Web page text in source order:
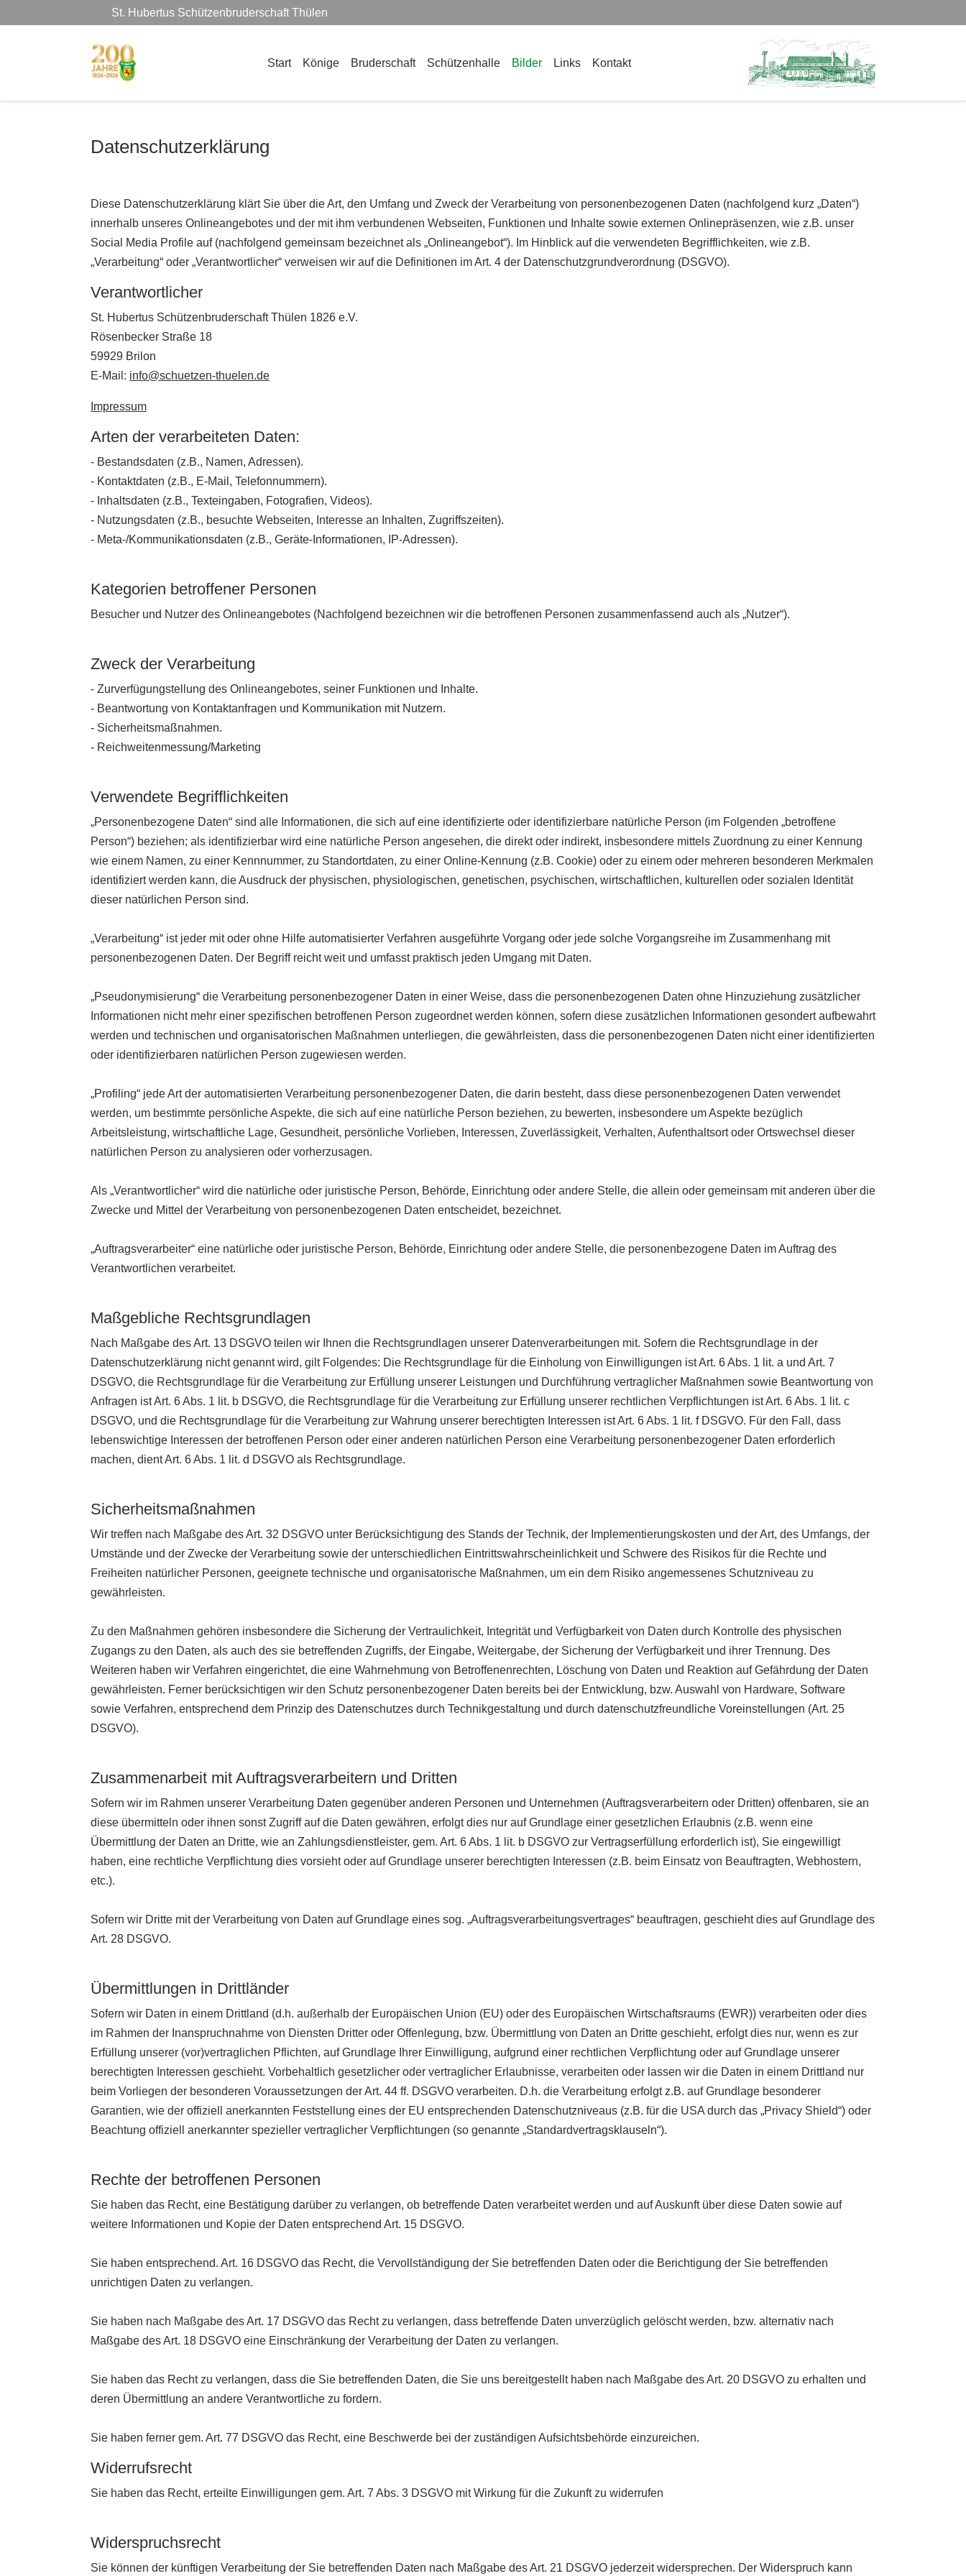
St. Hubertus Schützenbruderschaft Thülen
Start Könige Bruderschaft Schützenhalle Bilder Links Kontakt
Datenschutzerklärung
Diese Datenschutzerklärung klärt Sie über die Art, den Umfang und Zweck der Verarbeitung von personenbezogenen Daten (nachfolgend kurz „Daten“)
innerhalb unseres Onlineangebotes und der mit ihm verbundenen Webseiten, Funktionen und Inhalte sowie externen Onlinepräsenzen, wie z.B. unser
Social Media Profile auf (nachfolgend gemeinsam bezeichnet als „Onlineangebot“). Im Hinblick auf die verwendeten Begrifflichkeiten, wie z.B.
„Verarbeitung“ oder „Verantwortlicher“ verweisen wir auf die Definitionen im Art. 4 der Datenschutzgrundverordnung (DSGVO).
Verantwortlicher
St. Hubertus Schützenbruderschaft Thülen 1826 e.V.
Rösenbecker Straße 18
59929 Brilon
E-Mail: info@schuetzen-thuelen.de
Impressum
Arten der verarbeiteten Daten:
- Bestandsdaten (z.B., Namen, Adressen).
- Kontaktdaten (z.B., E-Mail, Telefonnummern).
- Inhaltsdaten (z.B., Texteingaben, Fotografien, Videos).
- Nutzungsdaten (z.B., besuchte Webseiten, Interesse an Inhalten, Zugriffszeiten).
- Meta-/Kommunikationsdaten (z.B., Geräte-Informationen, IP-Adressen).
Kategorien betroffener Personen
Besucher und Nutzer des Onlineangebotes (Nachfolgend bezeichnen wir die betroffenen Personen zusammenfassend auch als „Nutzer“).
Zweck der Verarbeitung
- Zurverfügungstellung des Onlineangebotes, seiner Funktionen und Inhalte.
- Beantwortung von Kontaktanfragen und Kommunikation mit Nutzern.
- Sicherheitsmaßnahmen.
- Reichweitenmessung/Marketing
Verwendete Begrifflichkeiten
„Personenbezogene Daten“ sind alle Informationen, die sich auf eine identifizierte oder identifizierbare natürliche Person (im Folgenden „betroffene
Person“) beziehen; als identifizierbar wird eine natürliche Person angesehen, die direkt oder indirekt, insbesondere mittels Zuordnung zu einer Kennung
wie einem Namen, zu einer Kennnummer, zu Standortdaten, zu einer Online-Kennung (z.B. Cookie) oder zu einem oder mehreren besonderen Merkmalen
identifiziert werden kann, die Ausdruck der physischen, physiologischen, genetischen, psychischen, wirtschaftlichen, kulturellen oder sozialen Identität
dieser natürlichen Person sind.
„Verarbeitung“ ist jeder mit oder ohne Hilfe automatisierter Verfahren ausgeführte Vorgang oder jede solche Vorgangsreihe im Zusammenhang mit
personenbezogenen Daten. Der Begriff reicht weit und umfasst praktisch jeden Umgang mit Daten.
„Pseudonymisierung“ die Verarbeitung personenbezogener Daten in einer Weise, dass die personenbezogenen Daten ohne Hinzuziehung zusätzlicher
Informationen nicht mehr einer spezifischen betroffenen Person zugeordnet werden können, sofern diese zusätzlichen Informationen gesondert aufbewahrt
werden und technischen und organisatorischen Maßnahmen unterliegen, die gewährleisten, dass die personenbezogenen Daten nicht einer identifizierten
oder identifizierbaren natürlichen Person zugewiesen werden.
„Profiling“ jede Art der automatisierten Verarbeitung personenbezogener Daten, die darin besteht, dass diese personenbezogenen Daten verwendet
werden, um bestimmte persönliche Aspekte, die sich auf eine natürliche Person beziehen, zu bewerten, insbesondere um Aspekte bezüglich
Arbeitsleistung, wirtschaftliche Lage, Gesundheit, persönliche Vorlieben, Interessen, Zuverlässigkeit, Verhalten, Aufenthaltsort oder Ortswechsel dieser
natürlichen Person zu analysieren oder vorherzusagen.
Als „Verantwortlicher“ wird die natürliche oder juristische Person, Behörde, Einrichtung oder andere Stelle, die allein oder gemeinsam mit anderen über die
Zwecke und Mittel der Verarbeitung von personenbezogenen Daten entscheidet, bezeichnet.
„Auftragsverarbeiter“ eine natürliche oder juristische Person, Behörde, Einrichtung oder andere Stelle, die personenbezogene Daten im Auftrag des
Verantwortlichen verarbeitet.
Maßgebliche Rechtsgrundlagen
Nach Maßgabe des Art. 13 DSGVO teilen wir Ihnen die Rechtsgrundlagen unserer Datenverarbeitungen mit. Sofern die Rechtsgrundlage in der
Datenschutzerklärung nicht genannt wird, gilt Folgendes: Die Rechtsgrundlage für die Einholung von Einwilligungen ist Art. 6 Abs. 1 lit. a und Art. 7
DSGVO, die Rechtsgrundlage für die Verarbeitung zur Erfüllung unserer Leistungen und Durchführung vertraglicher Maßnahmen sowie Beantwortung von
Anfragen ist Art. 6 Abs. 1 lit. b DSGVO, die Rechtsgrundlage für die Verarbeitung zur Erfüllung unserer rechtlichen Verpflichtungen ist Art. 6 Abs. 1 lit. c
DSGVO, und die Rechtsgrundlage für die Verarbeitung zur Wahrung unserer berechtigten Interessen ist Art. 6 Abs. 1 lit. f DSGVO. Für den Fall, dass
lebenswichtige Interessen der betroffenen Person oder einer anderen natürlichen Person eine Verarbeitung personenbezogener Daten erforderlich
machen, dient Art. 6 Abs. 1 lit. d DSGVO als Rechtsgrundlage.
Sicherheitsmaßnahmen
Wir treffen nach Maßgabe des Art. 32 DSGVO unter Berücksichtigung des Stands der Technik, der Implementierungskosten und der Art, des Umfangs, der
Umstände und der Zwecke der Verarbeitung sowie der unterschiedlichen Eintrittswahrscheinlichkeit und Schwere des Risikos für die Rechte und
Freiheiten natürlicher Personen, geeignete technische und organisatorische Maßnahmen, um ein dem Risiko angemessenes Schutzniveau zu
gewährleisten.
Zu den Maßnahmen gehören insbesondere die Sicherung der Vertraulichkeit, Integrität und Verfügbarkeit von Daten durch Kontrolle des physischen
Zugangs zu den Daten, als auch des sie betreffenden Zugriffs, der Eingabe, Weitergabe, der Sicherung der Verfügbarkeit und ihrer Trennung. Des
Weiteren haben wir Verfahren eingerichtet, die eine Wahrnehmung von Betroffenenrechten, Löschung von Daten und Reaktion auf Gefährdung der Daten
gewährleisten. Ferner berücksichtigen wir den Schutz personenbezogener Daten bereits bei der Entwicklung, bzw. Auswahl von Hardware, Software
sowie Verfahren, entsprechend dem Prinzip des Datenschutzes durch Technikgestaltung und durch datenschutzfreundliche Voreinstellungen (Art. 25
DSGVO).
Zusammenarbeit mit Auftragsverarbeitern und Dritten
Sofern wir im Rahmen unserer Verarbeitung Daten gegenüber anderen Personen und Unternehmen (Auftragsverarbeitern oder Dritten) offenbaren, sie an
diese übermitteln oder ihnen sonst Zugriff auf die Daten gewähren, erfolgt dies nur auf Grundlage einer gesetzlichen Erlaubnis (z.B. wenn eine
Übermittlung der Daten an Dritte, wie an Zahlungsdienstleister, gem. Art. 6 Abs. 1 lit. b DSGVO zur Vertragserfüllung erforderlich ist), Sie eingewilligt
haben, eine rechtliche Verpflichtung dies vorsieht oder auf Grundlage unserer berechtigten Interessen (z.B. beim Einsatz von Beauftragten, Webhostern,
etc.).
Sofern wir Dritte mit der Verarbeitung von Daten auf Grundlage eines sog. „Auftragsverarbeitungsvertrages“ beauftragen, geschieht dies auf Grundlage des
Art. 28 DSGVO.
Übermittlungen in Drittländer
Sofern wir Daten in einem Drittland (d.h. außerhalb der Europäischen Union (EU) oder des Europäischen Wirtschaftsraums (EWR)) verarbeiten oder dies
im Rahmen der Inanspruchnahme von Diensten Dritter oder Offenlegung, bzw. Übermittlung von Daten an Dritte geschieht, erfolgt dies nur, wenn es zur
Erfüllung unserer (vor)vertraglichen Pflichten, auf Grundlage Ihrer Einwilligung, aufgrund einer rechtlichen Verpflichtung oder auf Grundlage unserer
berechtigten Interessen geschieht. Vorbehaltlich gesetzlicher oder vertraglicher Erlaubnisse, verarbeiten oder lassen wir die Daten in einem Drittland nur
beim Vorliegen der besonderen Voraussetzungen der Art. 44 ff. DSGVO verarbeiten. D.h. die Verarbeitung erfolgt z.B. auf Grundlage besonderer
Garantien, wie der offiziell anerkannten Feststellung eines der EU entsprechenden Datenschutzniveaus (z.B. für die USA durch das „Privacy Shield“) oder
Beachtung offiziell anerkannter spezieller vertraglicher Verpflichtungen (so genannte „Standardvertragsklauseln“).
Rechte der betroffenen Personen
Sie haben das Recht, eine Bestätigung darüber zu verlangen, ob betreffende Daten verarbeitet werden und auf Auskunft über diese Daten sowie auf
weitere Informationen und Kopie der Daten entsprechend Art. 15 DSGVO.
Sie haben entsprechend. Art. 16 DSGVO das Recht, die Vervollständigung der Sie betreffenden Daten oder die Berichtigung der Sie betreffenden
unrichtigen Daten zu verlangen.
Sie haben nach Maßgabe des Art. 17 DSGVO das Recht zu verlangen, dass betreffende Daten unverzüglich gelöscht werden, bzw. alternativ nach
Maßgabe des Art. 18 DSGVO eine Einschränkung der Verarbeitung der Daten zu verlangen.
Sie haben das Recht zu verlangen, dass die Sie betreffenden Daten, die Sie uns bereitgestellt haben nach Maßgabe des Art. 20 DSGVO zu erhalten und
deren Übermittlung an andere Verantwortliche zu fordern.
Sie haben ferner gem. Art. 77 DSGVO das Recht, eine Beschwerde bei der zuständigen Aufsichtsbehörde einzureichen.
Widerrufsrecht
Sie haben das Recht, erteilte Einwilligungen gem. Art. 7 Abs. 3 DSGVO mit Wirkung für die Zukunft zu widerrufen
Widerspruchsrecht
Sie können der künftigen Verarbeitung der Sie betreffenden Daten nach Maßgabe des Art. 21 DSGVO jederzeit widersprechen. Der Widerspruch kann